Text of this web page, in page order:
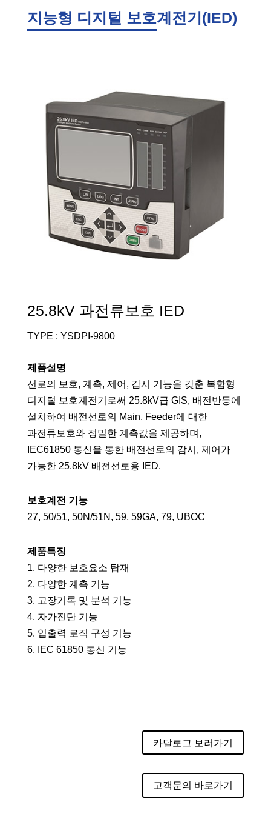
지능형 디지털 보호계전기(IED)
25.8kV 과전류보호 IED
TYPE : YSDPI-9800
제품설명
선로의 보호, 계측, 제어, 감시 기능을 갖춘 복합형
디지털 보호계전기로써 25.8kV급 GIS, 배전반등에
설치하여 배전선로의 Main, Feeder에 대한
과전류보호와 정밀한 계측값을 제공하며,
IEC61850 통신을 통한 배전선로의 감시, 제어가
가능한 25.8kV 배전선로용 IED.
보호계전 기능
27, 50/51, 50N/51N, 59, 59GA, 79, UBOC
제품특징
1. 다양한 보호요소 탑재
2. 다양한 계측 기능
3. 고장기록 및 분석 기능
4. 자가진단 기능
5. 입출력 로직 구성 기능
6. IEC 61850 통신 기능
카달로그 보러가기
고객문의 바로가기